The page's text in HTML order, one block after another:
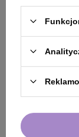
59,90 zł / szt.
(23,96 zł / 100ml)